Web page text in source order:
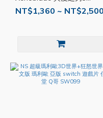
switch 異度神劍3 限定版 豪
華版 NS遊戲片 SW099
NT$1,360 ~ NT$2,500